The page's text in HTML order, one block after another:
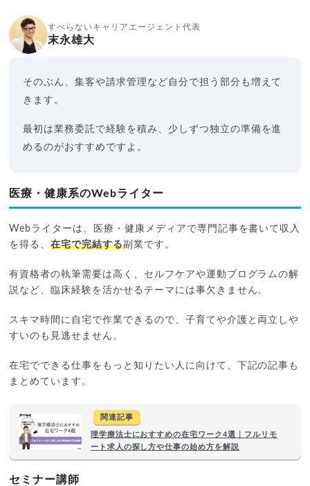
すべらないキャリアエージェント代表
末永雄大
そのぶん、集客や請求管理など自分で担う部分も増えて
きます。
最初は業務委託で経験を積み、少しずつ独立の準備を進
めるのがおすすめですよ。
医療・健康系のWebライター
Webライターは、医療・健康メディアで専門記事を書いて収入
を得る、在宅で完結する副業です。
有資格者の執筆需要は高く、セルフケアや運動プログラムの解
説など、臨床経験を活かせるテーマには事欠きません。
スキマ時間に自宅で作業できるので、子育てや介護と両立しや
すいのも見逃せません。
在宅でできる仕事をもっと知りたい人に向けて、下記の記事も
まとめています。
関連記事
理学療法士におすすめの在宅ワーク4選｜フルリモ
ート求人の探し方や仕事の始め方を解説
セミナー講師